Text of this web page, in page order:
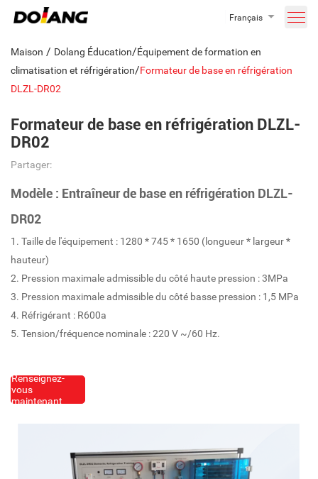
Français
Maison / Dolang Éducation/Équipement de formation en
climatisation et réfrigération/Formateur de base en réfrigération
DLZL-DR02
Formateur de base en réfrigération DLZL-
DR02
Partager:
Modèle : Entraîneur de base en réfrigération DLZL-
DR02
1. Taille de l'équipement : 1280 * 745 * 1650 (longueur * largeur *
hauteur)
2. Pression maximale admissible du côté haute pression : 3MPa
3. Pression maximale admissible du côté basse pression : 1,5 MPa
4. Réfrigérant : R600a
5. Tension/fréquence nominale : 220 V ~/60 Hz.
Renseignez-
vous
maintenant